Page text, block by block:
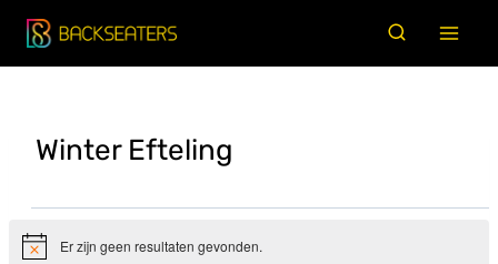
Doorgaan
naar
Winter Efteling
Evenementen
BerichtEr zijn geen resultaten gevonden.